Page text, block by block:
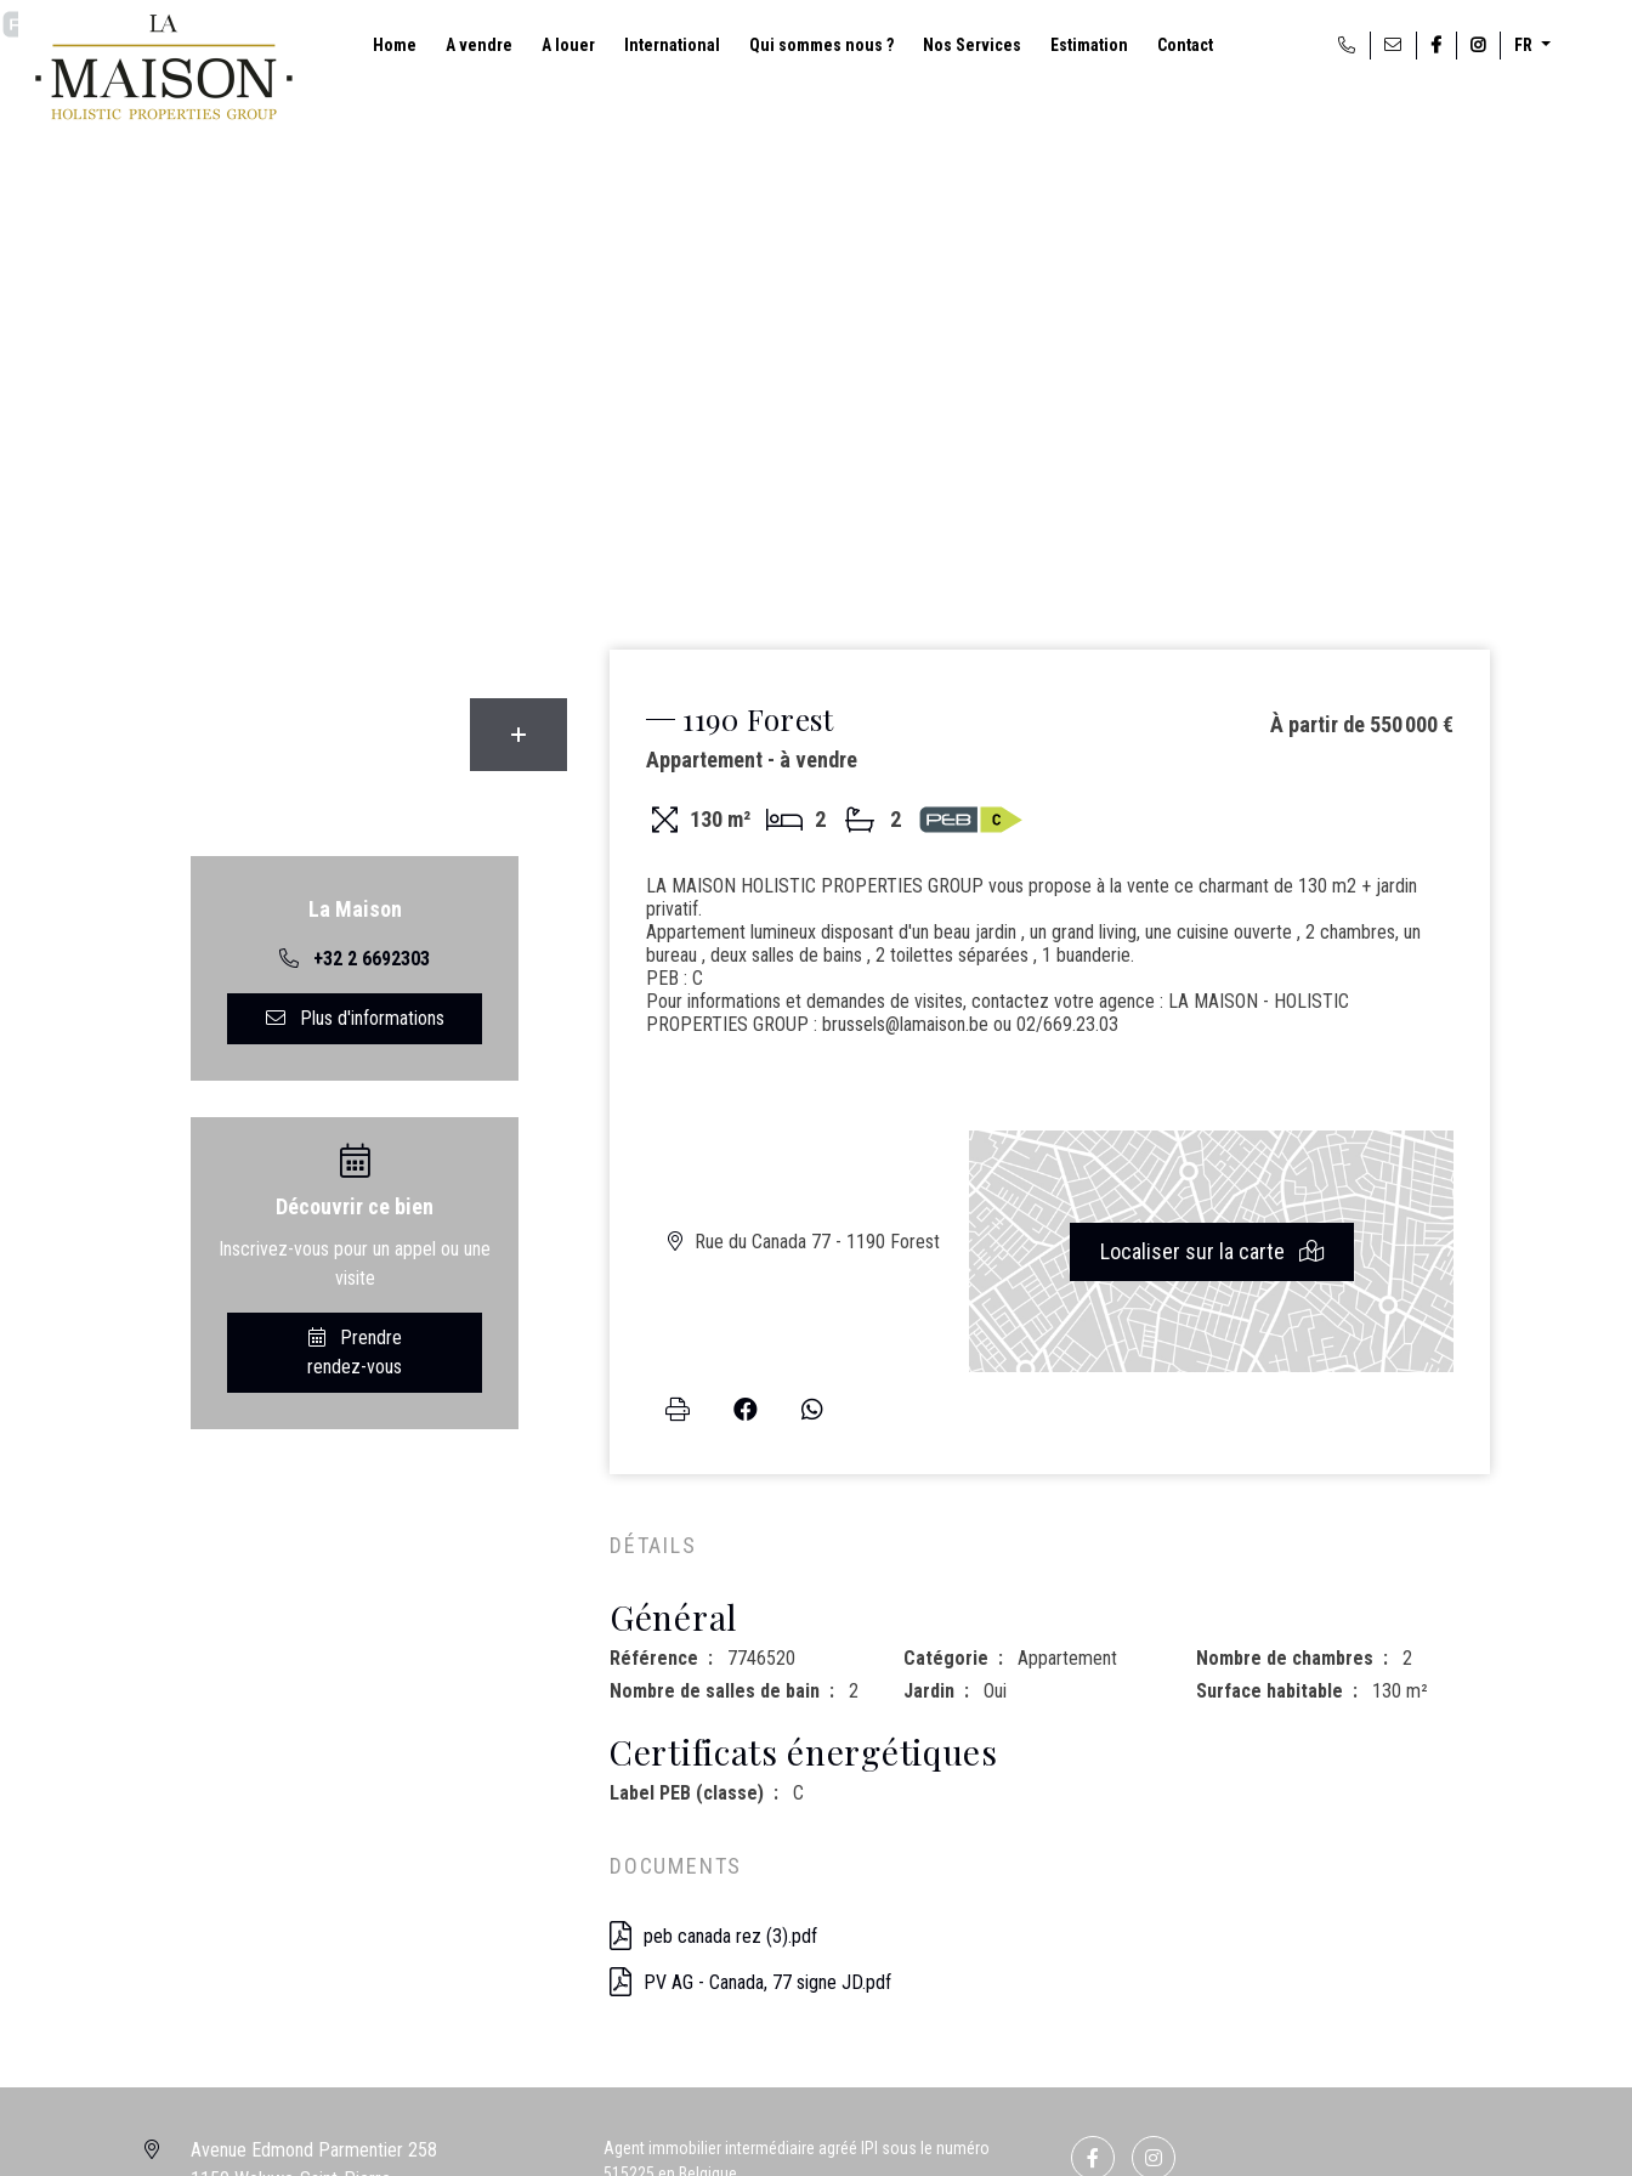
FR
Home A vendre A louer International Qui sommes nous ? Nos Services Estimation Contact
La Maison
+32 2 6692303
Plus d'informations
Découvrir ce bien
Inscrivez-vous pour un appel ou une
visite
Prendre
rendez-vous
1190 Forest
À partir de 550 000 €
Appartement - à vendre
130 m² 2 2
LA MAISON HOLISTIC PROPERTIES GROUP vous propose à la vente ce charmant de 130 m2 + jardin
privatif.
Appartement lumineux disposant d'un beau jardin , un grand living, une cuisine ouverte , 2 chambres, un
bureau , deux salles de bains , 2 toilettes séparées , 1 buanderie.
PEB : C
Pour informations et demandes de visites, contactez votre agence : LA MAISON - HOLISTIC
PROPERTIES GROUP : brussels@lamaison.be ou 02/669.23.03
Rue du Canada 77 - 1190 Forest Localiser sur la carte
DÉTAILS
Général
Référence 7746520 Catégorie Appartement Nombre de chambres
2
Nombre de salles de bain
2 Jardin Oui Surface habitable 130 m²
Certificats énergétiques
Label PEB (classe) C
DOCUMENTS
peb canada rez (3).pdf
PV AG - Canada, 77 signe JD.pdf
Avenue Edmond Parmentier 258
Agent immobilier intermédiaire agréé IPI sous le numéro